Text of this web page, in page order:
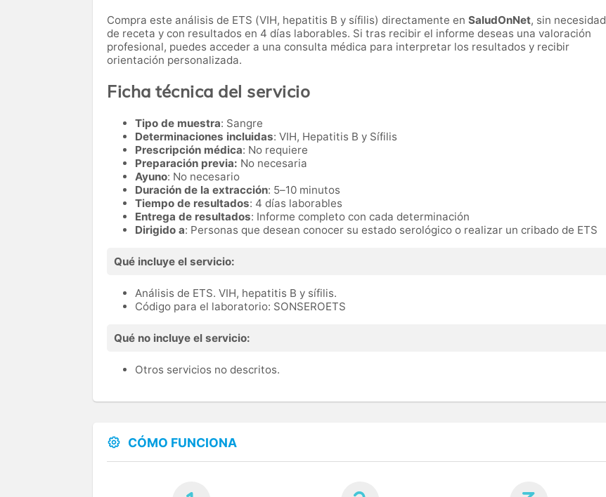
Compra este análisis de ETS (VIH, hepatitis B y sífilis) directamente en SaludOnNet, sin necesidad
de receta y con resultados en 4 días laborables. Si tras recibir el informe deseas una valoración
profesional, puedes acceder a una consulta médica para interpretar los resultados y recibir
orientación personalizada.
Ficha técnica del servicio
Tipo de muestra: Sangre
Determinaciones incluidas: VIH, Hepatitis B y Sífilis
Prescripción médica: No requiere
Preparación previa: No necesaria
Ayuno: No necesario
Duración de la extracción: 5–10 minutos
Tiempo de resultados: 4 días laborables
Entrega de resultados: Informe completo con cada determinación
Dirigido a: Personas que desean conocer su estado serológico o realizar un cribado de ETS
Qué incluye el servicio:
Análisis de ETS. VIH, hepatitis B y sífilis.
Código para el laboratorio: SONSEROETS
Qué no incluye el servicio:
Otros servicios no descritos.
CÓMO FUNCIONA